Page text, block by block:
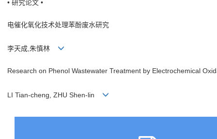
• 研究论文 •
电催化氧化技术处理苯酚废水研究
李天成,朱慎林
Research on Phenol Wastewater Treatment by Electrochemical
LI Tian-cheng, ZHU Shen-lin